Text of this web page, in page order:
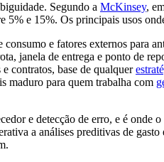
Segundo a McKinsey,
5% e 15%. Os principais usos
e fatores externos para
janela de entrega e ponto de
contratos, base de qualquer
maduro para quem trabalha com
e detecção de erro, e é
a análises preditivas de